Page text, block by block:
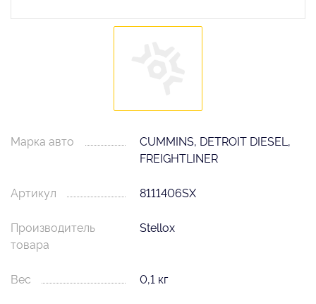
Марка авто
CUMMINS, DETROIT DIESEL,
FREIGHTLINER
Артикул 8111406SX
Производитель
товара
Stellox
Вес 0,1 кг